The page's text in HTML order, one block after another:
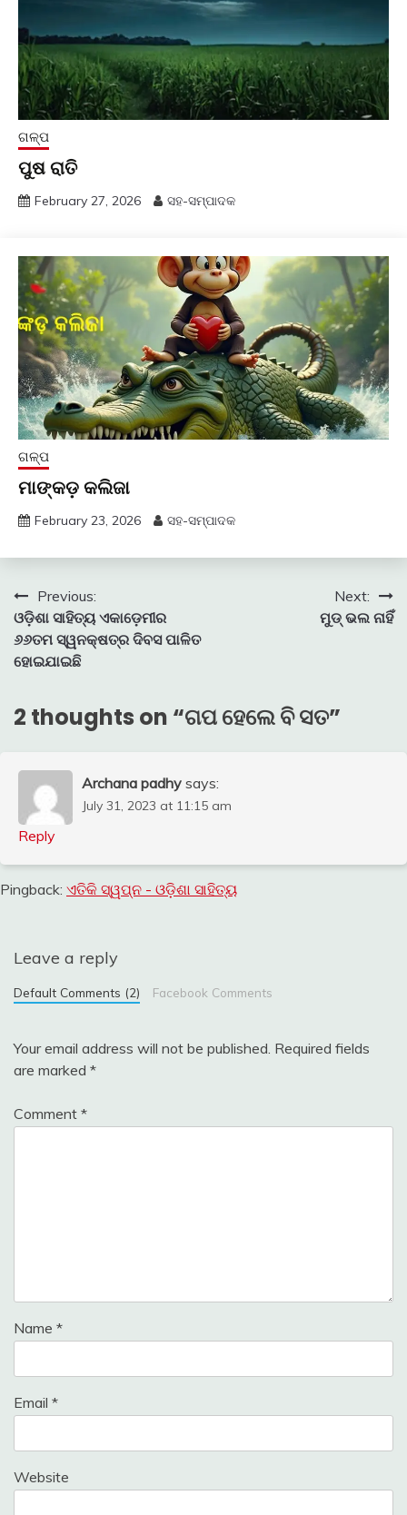
ଗଳ୍ପ
ପୁଷ ରାତି
February 27, 2026 ସହ-ସମ୍ପାଦକ
ଗଳ୍ପ
ମାଙ୍କଡ଼ କଲିଜା
February 23, 2026 ସହ-ସମ୍ପାଦକ
Post
navigation
Previous:
ଓଡ଼ିଶା ସାହିତ୍ୟ ଏକାଡ଼େମୀର
୬୬ତମ ସ୍ୱନକ୍ଷତ୍ର ଦିବସ ପାଳିତ
ହୋଇଯାଇଛି
Next:
ମୁଡ୍ ଭଲ ନାହିଁ
2 thoughts on “ଗପ ହେଲେ ବି ସତ”
Archana padhy says:
July 31, 2023 at 11:15 am
Reply
Pingback: ଏତିକି ସ୍ୱପ୍ନ - ଓଡ଼ିଶା ସାହିତ୍ୟ
Leave a reply
Default Comments (2) Facebook Comments
Your email address will not be published. Required fields
are marked *
Comment *
Name *
Email *
Website